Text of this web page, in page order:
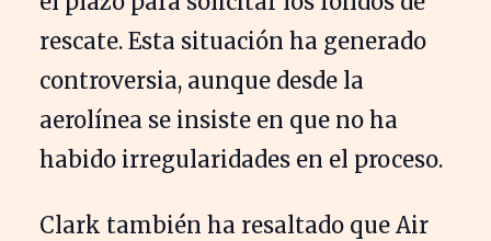
rescate. Esta situación ha generado
controversia, aunque desde la
aerolínea se insiste en que no ha
habido irregularidades en el proceso.
Clark también ha resaltado que Air